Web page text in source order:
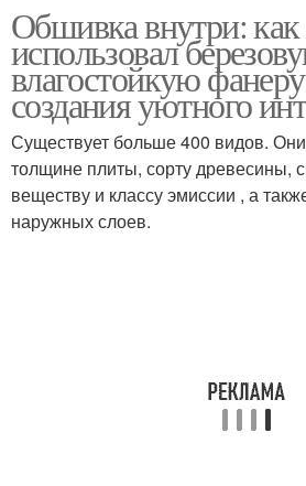
Фанера к стенам
Обшивка внутри: как
использовал
влагостойкую
создания уютного
Существует больше 400 видов.
толщине плиты, сорту древесины,
веществу и классу эмиссии , а
наружных слоев.